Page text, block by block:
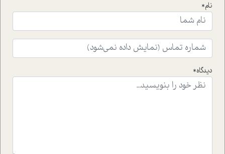
ای که به زندگی شگفت انگیز جین گودال و تاثیرات کاوش های
ایشان در حوزه ی شامپانزه ها بر زندگی امروزی ما نگاهی
افکنده است.فصل اتاق 333 شما را پای صحبت یک تجربه ی
واقعی در ارتباط با اختلال شخصیت اسکزوئید و مشکلات و نیز
راهکارهای حل آن قرار می دهد که در اتاق درمان اتفاق افتاده
موثرترین راهکارهای استفاده از هوش مصنوعی در حوزه های
نام*
دیدگاه*